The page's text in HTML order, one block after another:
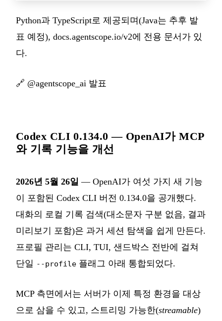
Python과 TypeScript로 제공되며(Java는 추후 발
표 예정), docs.agentscope.io/v2에 전용 문서가 있
다.
🔗 @agentscope_ai 발표
Codex CLI 0.134.0 — OpenAI가 MCP
와 기록 기능을 개선
2026년 5월 26일 — OpenAI가 여섯 가지 새 기능
이 포함된 Codex CLI 버전 0.134.0을 공개했다.
대화의 로컬 기록 검색(대소문자 구분 없음, 결과
미리보기 포함)은 과거 세션 탐색을 쉽게 만든다.
프로필 관리는 CLI, TUI, 샌드박스 전반에 걸쳐
단일 --profile 플래그 아래 통합되었다.
MCP 측면에서는 서버가 이제 특정 환경을 대상
으로 삼을 수 있고, 스트리밍 가능한(streamable)